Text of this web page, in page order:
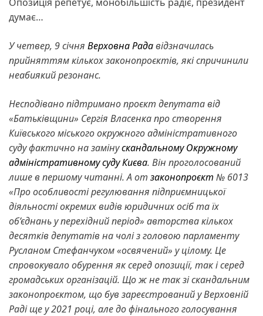
думає…
У четвер, 9 січня Верховна Радавідзначилась
прийняттям кількох законопроєктів, які спричинили
неабиякий резонанс.
Несподівано підтримано проєкт депутата від
«Батьківщини» Сергія Власенка про створення
Київського міського окружного адміністративного
суду фактично на замінускандальному Окружному
адміністративному суду Києва. Він проголосований
лише в першому читанні. А от законопроєкт № 6013
«Про особливості регулювання підприємницької
діяльності окремих видів юридичних осіб та їх
об’єднань у перехідний період» авторства кількох
десятків депутатів на чолі з головою парламенту
Русланом Стефанчуком «освячений» у цілому. Це
спровокувало обурення як серед опозиції, так і серед
громадських організацій. Що ж не так зі скандальним
законопроєктом, що був зареєстрований у Верховній
Раді ще у 2021 році, але до фінального голосування